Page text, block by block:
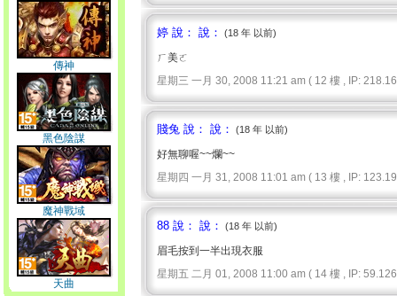
傳神
黑色陰謀
魔神戰域
天曲
婷 說： 說： (18 年 以前)
ㄏ美ㄛ
星期三 一月 30, 2008 11:21 am ( 12 樓 , IP:
賤兔 說： 說： (18 年 以前)
好無聊喔~~爛~~
星期四 一月 31, 2008 11:01 am ( 13 樓 , IP:
88 說： 說： (18 年 以前)
眉毛按到一半出現衣服
星期五 二月 01, 2008 11:00 am ( 14 樓 , IP: